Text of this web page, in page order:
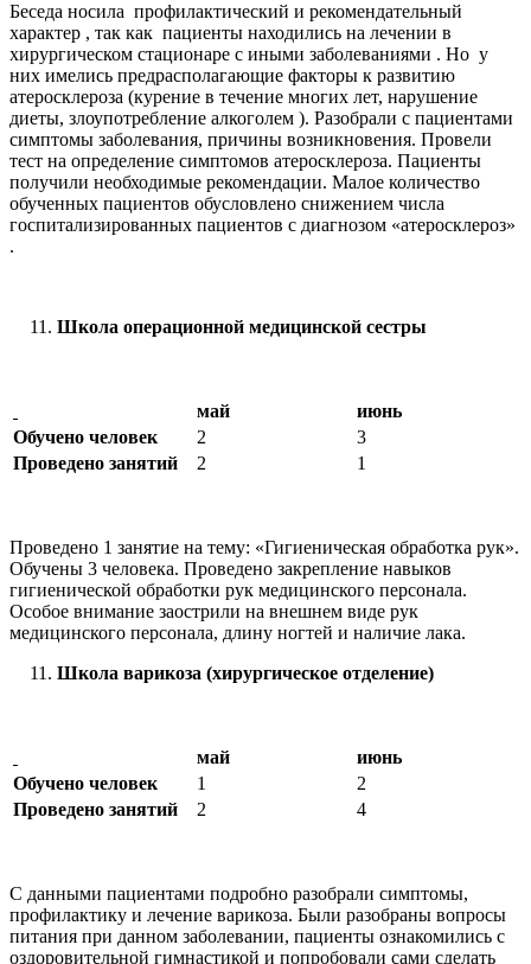
Беседа носила профилактический и рекомендательный
характер , так как пациенты находились на лечении в
хирургическом стационаре с иными заболеваниями . Но у
них имелись предрасполагающие факторы к развитию
атеросклероза (курение в течение многих лет, нарушение
диеты, злоупотребление алкоголем ). Разобрали с пациентами
симптомы заболевания, причины возникновения. Провели
тест на определение симптомов атеросклероза. Пациенты
получили необходимые рекомендации. Малое количество
обученных пациентов обусловлено снижением числа
госпитализированных пациентов с диагнозом «атеросклероз»
.
Школа операционной медицинской сестры
май
июнь
Обучено человек
2
3
Проведено занятий
2 1
Проведено 1 занятие на тему: «Гигиеническая обработка рук».
Обучены 3 человека. Проведено закрепление навыков
гигиенической обработки рук медицинского персонала.
Особое внимание заострили на внешнем виде рук
медицинского персонала, длину ногтей и наличие лака.
Школа варикоза (хирургическое отделение)
май
июнь
Обучено человек
1
2
Проведено занятий
2 4
С данными пациентами подробно разобрали симптомы,
профилактику и лечение варикоза. Были разобраны вопросы
питания при данном заболевании, пациенты ознакомились с
оздоровительной гимнастикой и попробовали сами сделать